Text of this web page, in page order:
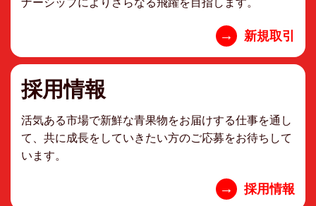
ナーシップによりさらなる飛躍を目指します。
→ 新規取引
採用情報
活気ある市場で新鮮な青果物をお届けする仕事を通し
て、共に成長をしていきたい方のご応募をお待ちして
います。
→ 採用情報